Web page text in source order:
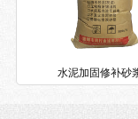
水泥加固修补砂